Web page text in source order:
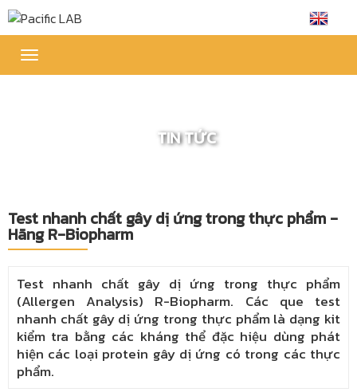
Toggle
navigation
TIN TỨC
Test nhanh chất gây dị ứng trong thực phẩm -
Hãng R-Biopharm
Test nhanh chất gây dị ứng trong thực phẩm
(Allergen Analysis) R-Biopharm. Các que test
nhanh chất gây dị ứng trong thực phẩm là dạng kit
kiểm tra bằng các kháng thể đặc hiệu dùng phát
hiện các loại protein gây dị ứng có trong các thực
phẩm.